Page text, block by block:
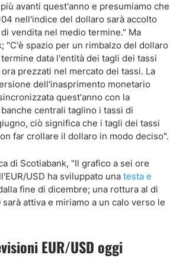
avanti quest'anno e presumiamo che
nell'indice del dollaro sarà accolto
vendita nel medio termine." Ma
"C'è spazio per un rimbalzo del dollaro
data l'entità dei tagli dei tassi
prezzati nel mercato dei tassi. La
dell'inasprimento monetario
quest'anno con la
centrali taglino i tassi di
ciò significa che i tagli dei tassi
far crollare il dollaro in modo deciso".
di Scotiabank, "Il grafico a sei ore
USD ha sviluppato una testa e
fine di dicembre; una rottura al di
attiva e miriamo a un calo verso le
EUR/USD oggi